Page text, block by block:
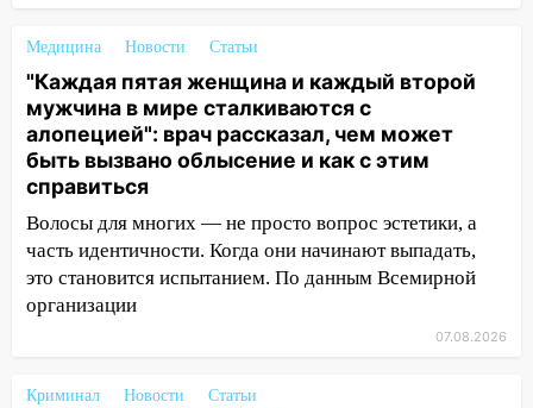
пострадал 14-летний подросток
12:00 Где есть бензин в Ульяновске 7
августа: список АЗС
11:50 Заснул рядом с ребёнком и
случайно задушил его: суд вынес
приговор
11:38 В Ленинском районе пожар
полностью уничтожил дачный дом и
сарай
ЕГЭ с 2027 года
Медицина Новости Статьи
"Каждая пятая женщина и каждый второй
мужчина в мире сталкиваются с
алопецией": врач рассказал, чем может
быть вызвано облысение и как с этим
справиться
Волосы для многих — не просто вопрос эстетики, а
часть идентичности. Когда они начинают выпадать,
это становится испытанием. По данным Всемирной
организации
07.08.2026
Криминал Новости
Статьи